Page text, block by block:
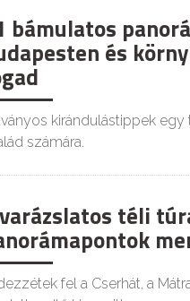
bámulatos
és
kirándulástippek
számára.
téli
fel a Cserhát, a